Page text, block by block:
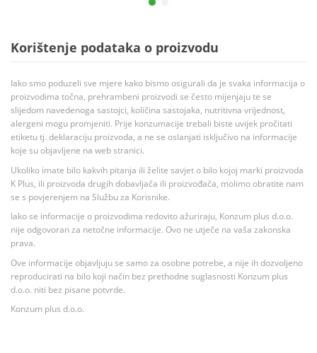
Korištenje podataka o proizvodu
Iako smo poduzeli sve mjere kako bismo osigurali da je svaka informacija o
proizvodima točna, prehrambeni proizvodi se često mijenjaju te se
slijedom navedenoga sastojci, količina sastojaka, nutritivna vrijednost,
alergeni mogu promjeniti. Prije konzumacije trebali biste uvijek pročitati
etiketu tj. deklaraciju proizvoda, a ne se oslanjati isključivo na informacije
koje su objavljene na web stranici.
Ukoliko imate bilo kakvih pitanja ili želite savjet o bilo kojoj marki proizvoda
K Plus, ili proizvoda drugih dobavljača ili proizvođača, molimo obratite nam
se s povjerenjem na Službu za Korisnike.
Iako se informacije o proizvodima redovito ažuriraju, Konzum plus d.o.o.
nije odgovoran za netočne informacije. Ovo ne utječe na vaša zakonska
prava.
Ove informacije objavljuju se samo za osobne potrebe, a nije ih dozvoljeno
reproducirati na bilo koji način bez prethodne suglasnosti Konzum plus
d.o.o. niti bez pisane potvrde.
Konzum plus d.o.o.